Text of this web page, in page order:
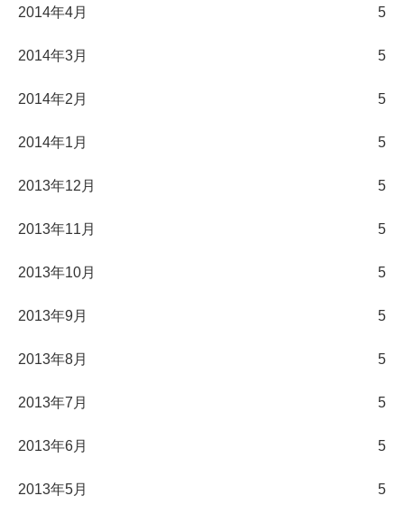
2014年4月 5
2014年3月 5
2014年2月 5
2014年1月 5
2013年12月 5
2013年11月 5
2013年10月 5
2013年9月 5
2013年8月 5
2013年7月 5
2013年6月 5
2013年5月 5